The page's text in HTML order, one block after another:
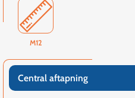
M12
Central aftapning